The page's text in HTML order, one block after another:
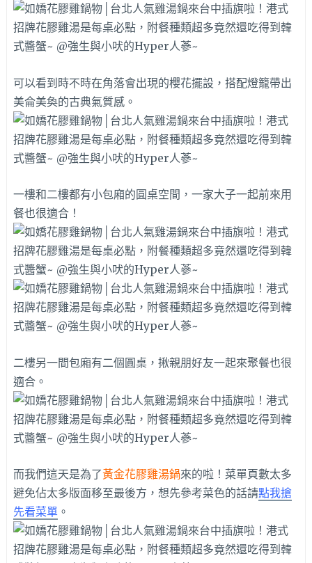
可以看到時不時在角落會出現的櫻花擺設，搭配燈籠帶出
美侖美奐的古典氣質感。
一樓和二樓都有小包廂的圓桌空間，一家大子一起前來用
餐也很適合！
二樓另一間包廂有二個圓桌，揪親朋好友一起來聚餐也很
適合。
而我們這天是為了黃金花膠雞湯鍋來的啦！菜單頁數太多
避免佔太多版面移至最後方，想先參考菜色的話請點我搶
先看菜單。